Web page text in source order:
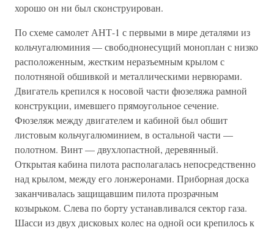
хорошо он ни был сконструирован.
По схеме самолет АНТ-1 с первыми в мире деталями из
кольчугалюминия — свободнонесущий моноплан с низко
расположенным, жестким неразъемным крылом с
полотняной обшивкой и металлическими нервюрами.
Двигатель крепился к носовой части фюзеляжа рамной
конструкции, имевшего прямоугольное сечение.
Фюзеляж между двигателем и кабиной был обшит
листовым кольчугалюминием, в остальной части —
полотном. Винт — двухлопастной, деревянный.
Открытая кабина пилота располагалась непосредственно
над крылом, между его лонжеронами. Приборная доска
заканчивалась защищавшим пилота прозрачным
козырьком. Слева по борту устанавливался сектор газа.
Шасси из двух дисковых колес на одной оси крепилось к